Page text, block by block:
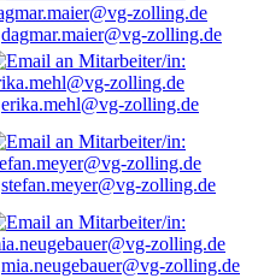
dagmar.maier@vg-zolling.de
erika.mehl@vg-zolling.de
stefan.meyer@vg-zolling.de
mia.neugebauer@vg-zolling.de